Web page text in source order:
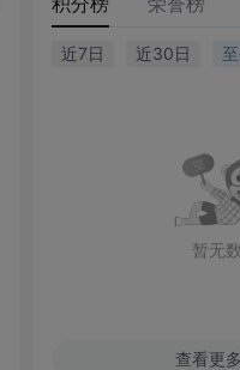
近7日 近30日
暂无
查看更